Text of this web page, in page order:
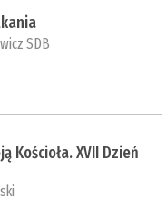
SDB
Kościoła. XVII Dzień